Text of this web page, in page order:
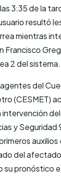
3:35 de la
resultó
mientras
Francisco
2 del sistema.
del
(CESMET)
y Seguridad
auxilios
del
su pronóstico